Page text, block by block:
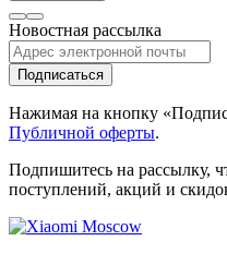
Новостная рассылка
Подписаться
Нажимая на кнопку
Публичной оферты.
Подпишитесь на рассылку,
поступлений, акций и